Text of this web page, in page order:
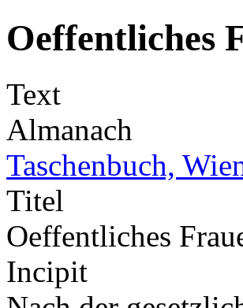
Oeffentliches
Text
Almanach
Taschenbuch,
Titel
Oeffentliches
Incipit